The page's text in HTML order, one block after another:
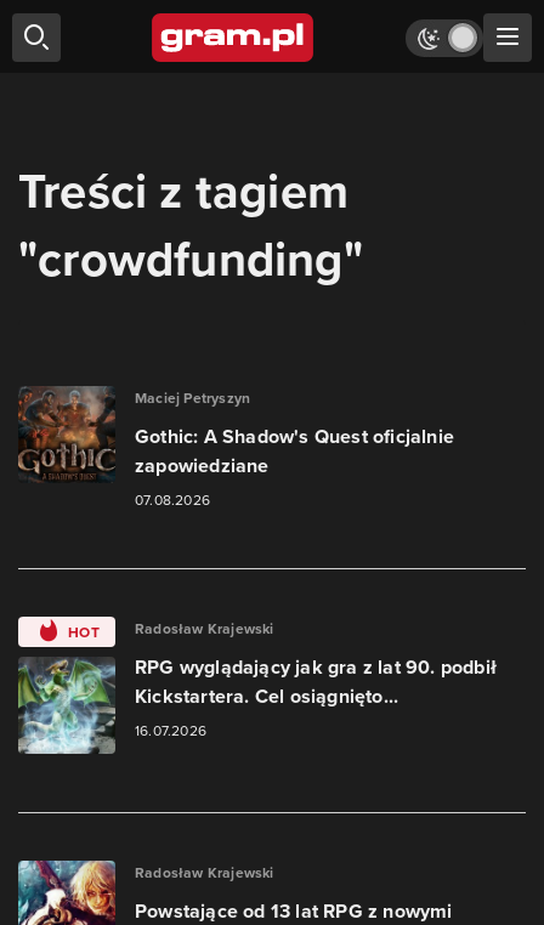
Treści z tagiem
"crowdfunding"
Maciej Petryszyn
Gothic: A Shadow's Quest oficjalnie
zapowiedziane
07.08.2026
HOT Radosław Krajewski
RPG wyglądający jak gra z lat 90. podbił
Kickstartera. Cel osiągnięto...
16.07.2026
Radosław Krajewski
Powstające od 13 lat RPG z nowymi